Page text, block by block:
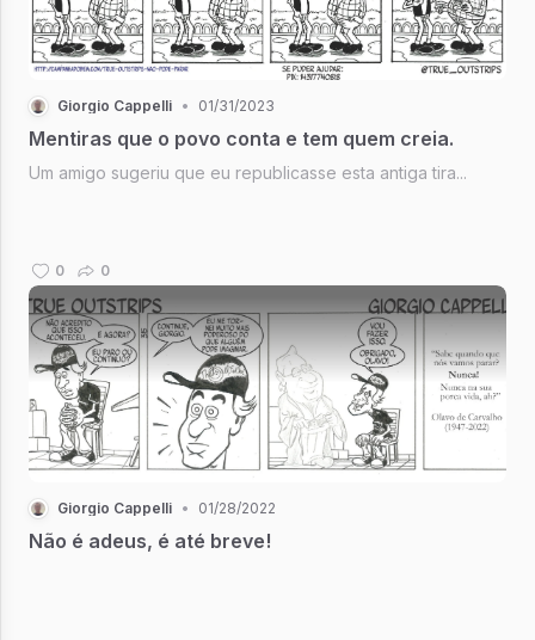
Giorgio Cappelli • 01/31/2023
Mentiras que o povo conta e tem quem creia.
Um amigo sugeriu que eu republicasse esta antiga tira...
0 0
Giorgio Cappelli • 01/28/2022
Não é adeus, é até breve!